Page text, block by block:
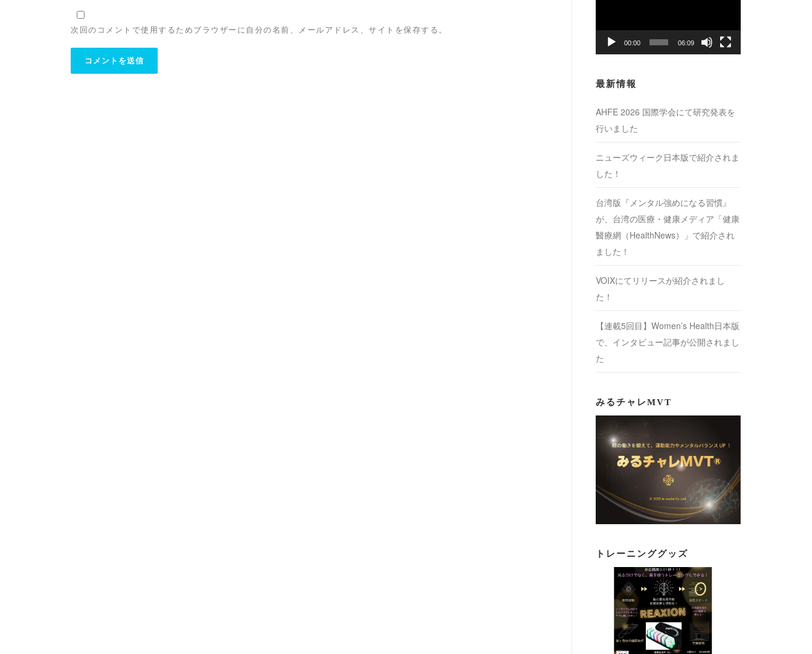
次回のコメントで使用するためブラウザーに自分の名前、メールアドレス、サイトを保存する。
レ
ー
00:00 06:09
最新情報
AHFE 2026 国際学会にて研究発表を
行いました
ニューズウィーク日本版で紹介されま
した！
台湾版『メンタル強めになる習慣』
が、台湾の医療・健康メディア「健康
醫療網（HealthNews）」で紹介され
ました！
VOIXにてリリースが紹介されまし
た！
【連載5回目】Women’s Health日本版
で、インタビュー記事が公開されまし
た
みるチャレMVT
トレーニンググッズ